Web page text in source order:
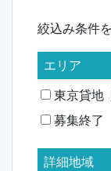
絞込み条件
エリア
東京貸地
募集終了
詳細地域